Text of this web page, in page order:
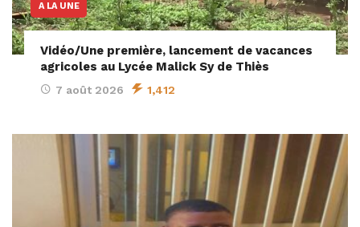
A LA UNE
Vidéo/Une première, lancement de vacances
agricoles au Lycée Malick Sy de Thiès
7 août 2026 1,412